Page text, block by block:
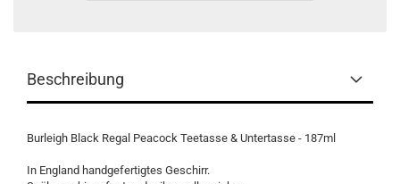
Beschreibung
Burleigh Black Regal Peacock Teetasse & Untertasse - 187ml
In England handgefertigtes Geschirr.